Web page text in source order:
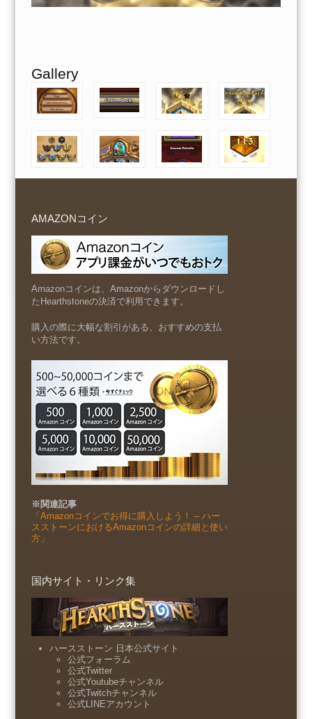
Gallery
AMAZONコイン
Amazonコインは、Amazonからダウンロードし
たHearthstoneの決済で利用できます。
購入の際に大幅な割引がある、おすすめの支払
い方法です。
※関連記事
「Amazonコインでお得に購入しよう！ – ハー
スストーンにおけるAmazonコインの詳細と使い
方」
国内サイト・リンク集
ハースストーン 日本公式サイト
公式フォーラム
公式Twitter
公式Youtubeチャンネル
公式Twitchチャンネル
公式LINEアカウント